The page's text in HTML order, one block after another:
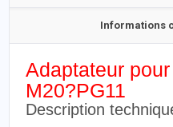
Informations
Adaptateur
M20?PG11
Description